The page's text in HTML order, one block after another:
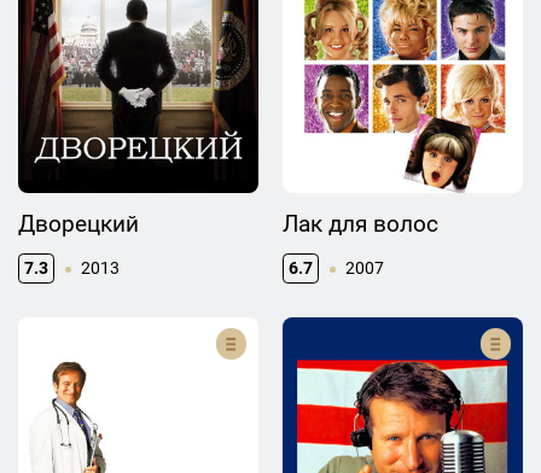
Дворецкий
7.3 2013
Лак для волос
6.7 2007